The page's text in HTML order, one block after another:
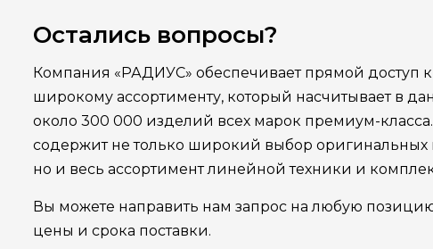
Остались вопросы?
Компания «РАДИУС» обеспечивает прямой доступ
широкому ассортименту, который насчитывает в
около 300 000 изделий всех марок премиум-
содержит не только широкий выбор
но и весь ассортимент линейной техники и
Вы можете направить нам запрос на любую
цены и срока поставки.